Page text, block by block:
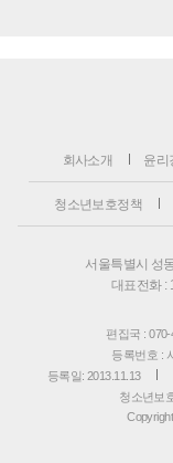
회사소개 윤리
청소년보호정책
서울특별시 성
대표전화 :
편집국 :
등록번호 :
등록일: 2013.11.13
청소년보